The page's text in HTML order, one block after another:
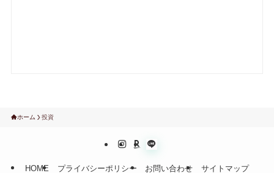
ホーム 投資
HOME プライバシーポリシー お問い合わせ サイトマップ